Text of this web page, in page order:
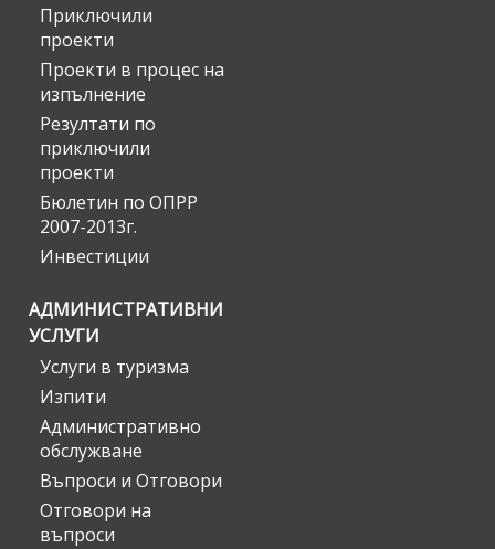
Приключили
проекти
Проекти в процес на
изпълнение
Резултати по
приключили
проекти
Бюлетин по ОПРР
2007-2013г.
Инвестиции
АДМИНИСТРАТИВНИ
УСЛУГИ
Услуги в туризма
Изпити
Административно
обслужване
Въпроси и Отговори
Отговори на
въпроси